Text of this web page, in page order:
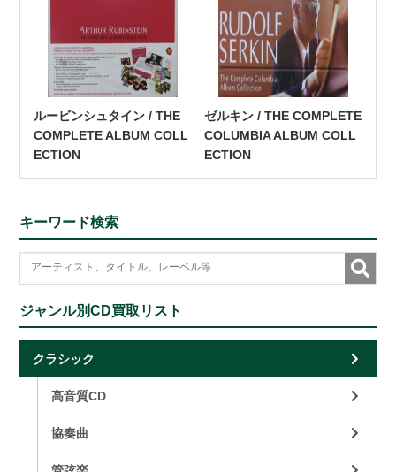
ルービンシュタイン / THE
COMPLETE ALBUM COLL
ECTION
ゼルキン / THE COMPLETE
COLUMBIA ALBUM COLL
ECTION
キーワード検索
ジャンル別CD買取リスト
クラシック
高音質CD
協奏曲